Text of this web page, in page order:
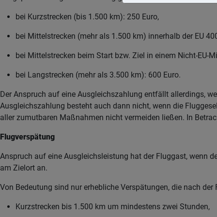
bei Kurzstrecken (bis 1.500 km): 250 Euro,
bei Mittelstrecken (mehr als 1.500 km) innerhalb der EU
bei Mittelstrecken beim Start bzw. Ziel in einem Nicht-EU-
bei Langstrecken (mehr als 3.500 km): 600 Euro.
Der Anspruch auf eine Ausgleichszahlung entfällt allerdings,
Ausgleichszahlung besteht auch dann nicht, wenn die
aller zumutbaren Maßnahmen nicht vermeiden ließen. In
Flugverspätung
Anspruch auf eine Ausgleichsleistung hat der Fluggast, wenn
am Zielort an.
Von Bedeutung sind nur erhebliche Verspätungen, die nach
Kurzstrecken bis 1.500 km um mindestens zwei Stunden,